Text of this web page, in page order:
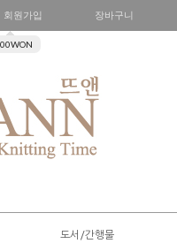
회원가입 장바구니
도서/간행물